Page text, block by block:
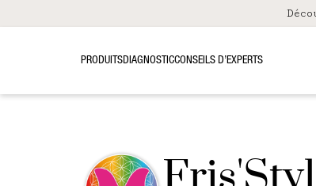
PRODUITSDIAGNOSTICCONSEILS D’EXPERTS